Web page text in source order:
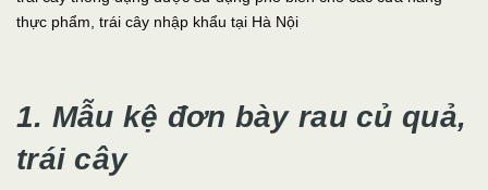
thực phẩm, trái cây nhập khẩu tại Hà Nội
1. Mẫu kệ đơn bày rau củ quả,
trái cây